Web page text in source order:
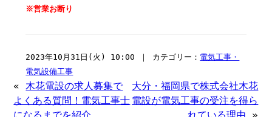
※営業お断り
2023年10月31日(火) 10:00 ｜ カテゴリー： 電気工事・
電気設備工事
«木花電設の求人募集で
よくある質問！電気工事士
大分・福岡県で株式会社木花
電設が電気工事の受注を得ら